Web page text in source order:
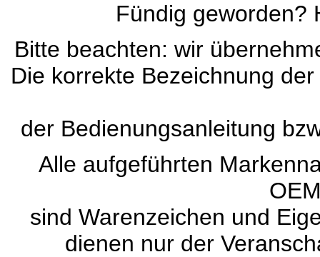
Fündig geworden?
Bitte beachten: wir
Die korrekte Bezeichnung
der Bedienungsanleitung
Alle aufgeführten
sind Warenzeichen und
dienen nur der